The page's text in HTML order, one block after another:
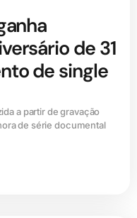
de 31
de single
a partir de gravação
de série documental